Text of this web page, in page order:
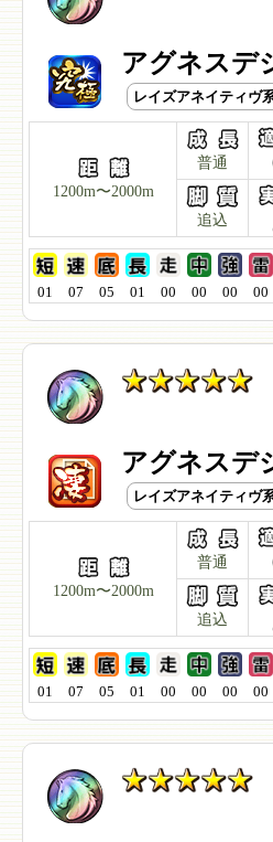
アグネスデ
レイズアネイティヴ
1200m〜2000m
普通
追込
01 07 05 01 00 00 00 00
アグネスデ
レイズアネイティヴ
1200m〜2000m
普通
追込
01 07 05 01 00 00 00 00